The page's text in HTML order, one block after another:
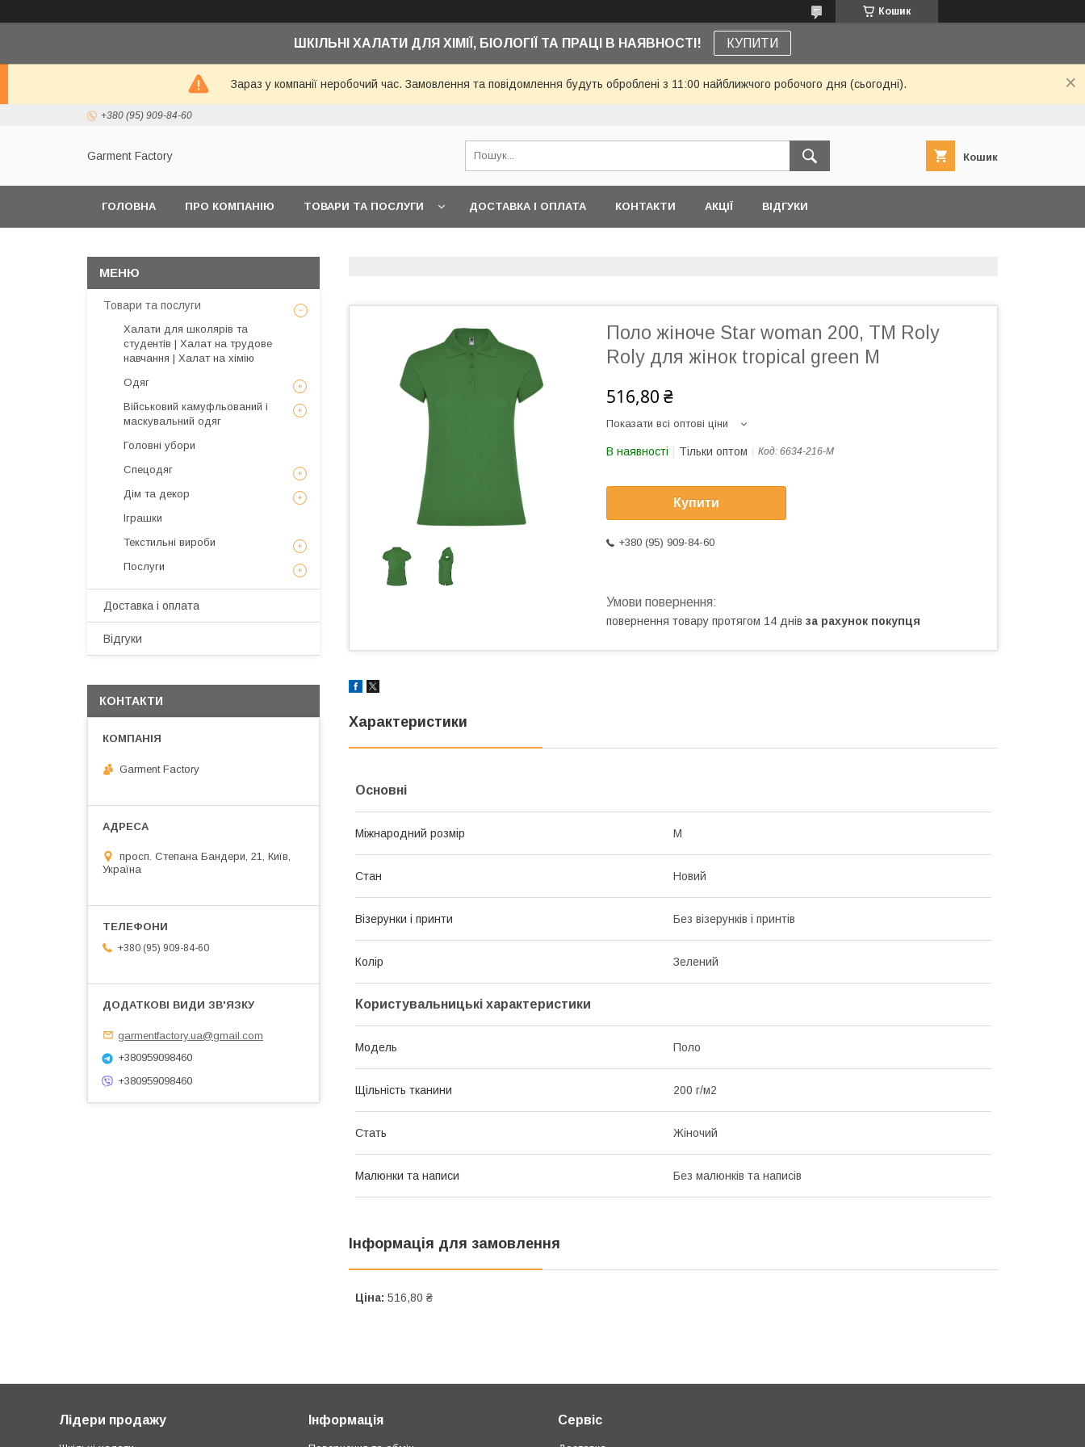
Кошик
ШКІЛЬНІ ХАЛАТИ ДЛЯ ХІМІЇ, БІОЛОГІЇ ТА ПРАЦІ В НАЯВНОСТІ! КУПИТИ
Зараз у компанії неробочий час. Замовлення та повідомлення будуть оброблені з 11:00 найближчого робочого дня (сьогодні).
+380 (95) 909-84-60
Garment Factory Кошик
ГОЛОВНА ПРО КОМПАНІЮ ТОВАРИ ТА ПОСЛУГИ ДОСТАВКА І ОПЛАТА КОНТАКТИ АКЦІЇ ВІДГУКИ
Поло жіноче Star woman 200, TM Roly
Roly для жінок tropical green M
516,80 ₴
Показати всі оптові ціни
В наявності Тільки оптом Код: 6634-216-M
Купити
+380 (95) 909-84-60
повернення товару протягом 14 днів за рахунок покупця
Характеристики
Основні
Міжнародний розмір M
Стан Новий
Візерунки і принти Без візерунків і принтів
Колір Зелений
Користувальницькі характеристики
Мoдель Поло
Щільність тканини 200 г/м2
Стать Жіночий
Малюнки та написи Без малюнків та написів
Інформація для замовлення
Ціна: 516,80 ₴
Товари та послуги
Халати для школярів та
студентів | Халат на трудове
навчання | Халат на хімію
Одяг
Військовий камуфльований і
маскувальний одяг
Головні убори
Спецодяг
Дім та декор
Іграшки
Текстильні вироби
Послуги
Доставка і оплата
Відгуки
КОНТАКТИ
Garment Factory
просп. Степана Бандери, 21, Київ,
Україна
+380 (95) 909-84-60
garmentfactory.ua@gmail.com
+380959098460
+380959098460
Лідери продажу Інформація Сервіс